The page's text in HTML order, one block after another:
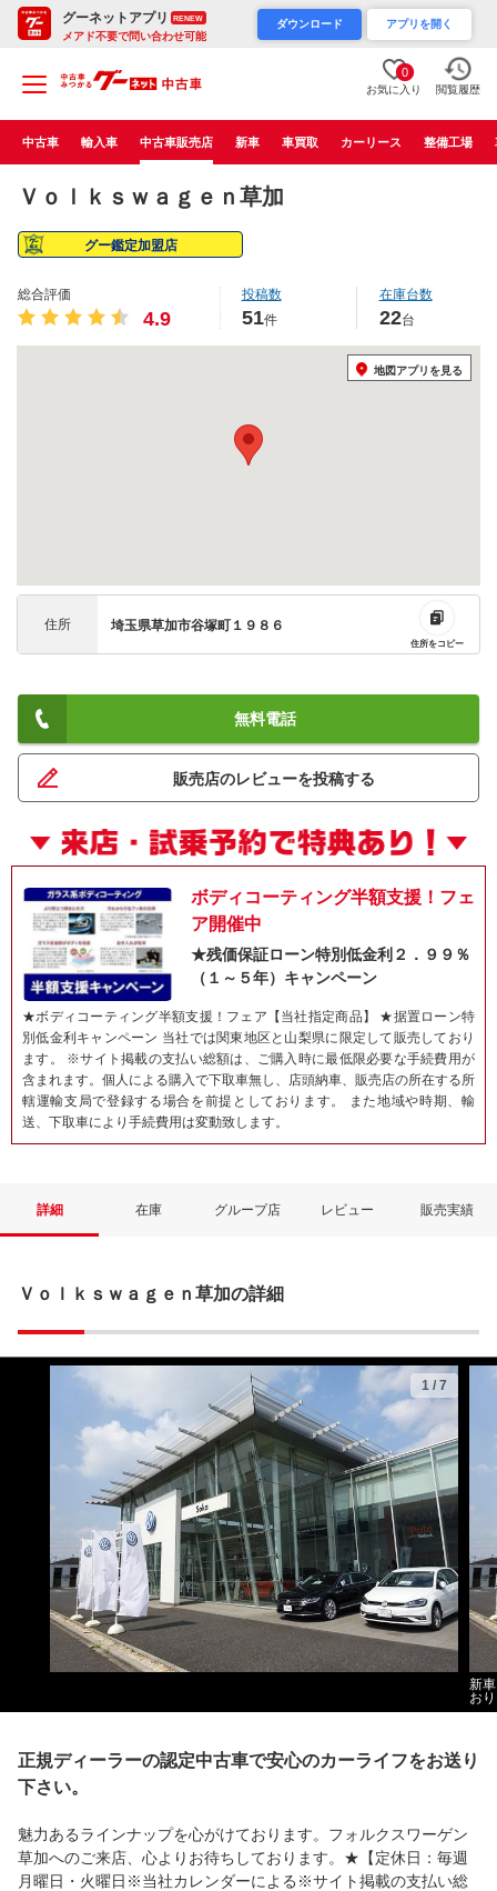
グーネットアプリ RENEW
メアド不要で問い合わせ可能
ダウンロード アプリを開く
0
お気に入り 閲覧履歴
中古車 輸入車 中古車販売店 新車 車買取 カーリース 整備工場
Ｖｏｌｋｓｗａｇｅｎ草加
グー鑑定加盟店
総合評価
4.9
投稿数
51件
在庫台数
22台
地図アプリを見る
住所 埼玉県草加市谷塚町１９８６
住所をコピー
無料電話
販売店のレビューを投稿する
ボディコーティング半額支援！フェ
ア開催中
★残価保証ローン特別低金利２．９９％
（１～５年）キャンペーン
★ボディコーティング半額支援！フェア【当社指定商品】 ★据置ローン特
別低金利キャンペーン 当社では関東地区と山梨県に限定して販売しており
ます。 ※サイト掲載の支払い総額は、ご購入時に最低限必要な手続費用が
含まれます。個人による購入で下取車無し、店頭納車、販売店の所在する所
轄運輸支局で登録する場合を前提としております。 また地域や時期、輸
送、下取車により手続費用は変動致します。
詳細 在庫 グループ店 レビュー 販売実績
Ｖｏｌｋｓｗａｇｅｎ草加の詳細
1 / 7
新
お
正規ディーラーの認定中古車で安心のカーライフをお送り
下さい。
魅力あるラインナップを心がけております。フォルクスワーゲン
草加へのご来店、心よりお待ちしております。★【定休日：毎週
月曜日・火曜日※当社カレンダーによる※サイト掲載の支払い総